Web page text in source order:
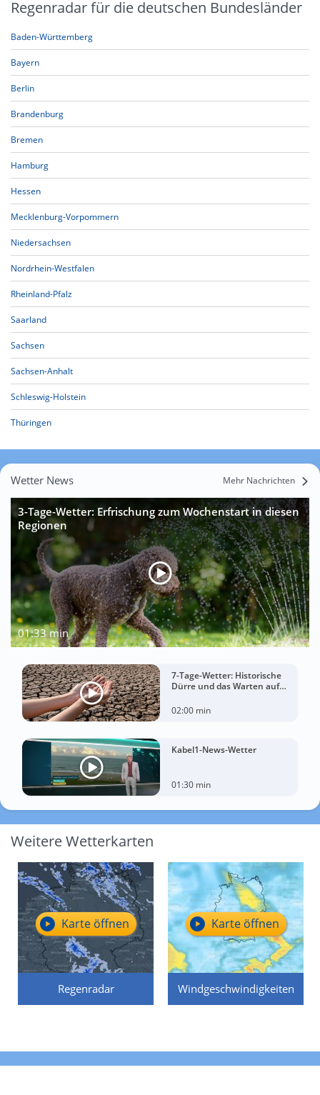
Regenradar für die deutschen Bundesländer
Baden-Württemberg
Bayern
Berlin
Brandenburg
Bremen
Hamburg
Hessen
Mecklenburg-Vorpommern
Niedersachsen
Nordrhein-Westfalen
Rheinland-Pfalz
Saarland
Sachsen
Sachsen-Anhalt
Schleswig-Holstein
Thüringen
Wetter News Mehr Nachrichten
3-Tage-Wetter: Erfrischung zum Wochenstart in diesen
Regionen
01:33 min
7-Tage-Wetter: Historische
Dürre und das Warten auf
02:00 min
Kabel1-News-Wetter
01:30 min
Weitere Wetterkarten
Regenradar
Karte öffnen
Windgeschwindigkeiten
Karte öffnen